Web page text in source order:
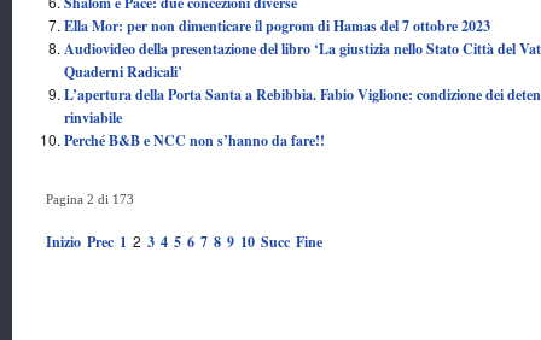
Ella Mor: per non dimenticare il pogrom di Hamas del 7 ottobre 2023
Audiovideo della presentazione del libro ‘La giustizia nello Stato Città del
Quaderni Radicali’
L’apertura della Porta Santa a Rebibbia. Fabio Viglione: condizione dei
rinviabile
Perché B&B e NCC non s’hanno da fare!!
Pagina 2 di 173
Inizio Prec 1 2 3 4 5 6 7 8 9 10 Succ Fine